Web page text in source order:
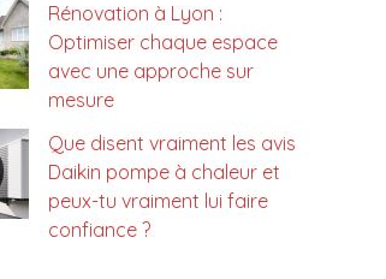
Rénovation à Lyon :
Optimiser chaque espace
avec une approche sur
mesure
Que disent vraiment les avis
Daikin pompe à chaleur et
peux-tu vraiment lui faire
confiance ?